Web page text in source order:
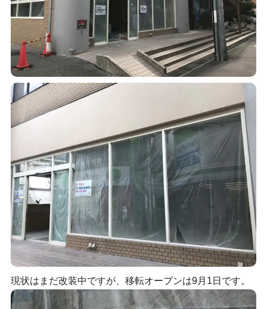
現状はまだ改装中ですが、移転オープンは9月1日です。